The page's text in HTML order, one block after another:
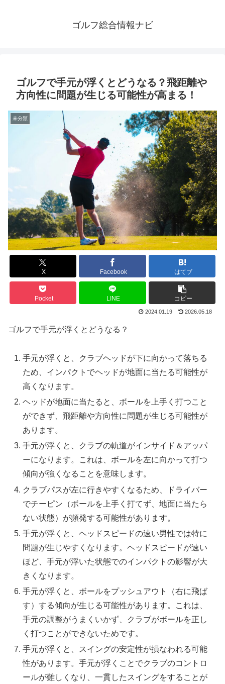
ゴルフ総合情報ナビ
ゴルフで手元が浮くとどうなる？飛距離や
方向性に問題が生じる可能性が高まる！
未分類
X Facebook はてブ
Pocket LINE コピー
2024.01.19 2026.05.18
ゴルフで手元が浮くとどうなる？
手元が浮くと、クラブヘッドが下に向かって落ちる
ため、インパクトでヘッドが地面に当たる可能性が
高くなります。
ヘッドが地面に当たると、ボールを上手く打つこと
ができず、飛距離や方向性に問題が生じる可能性が
あります。
手元が浮くと、クラブの軌道がインサイド＆アッパ
ーになります。これは、ボールを左に向かって打つ
傾向が強くなることを意味します。
クラブパスが左に行きやすくなるため、ドライバー
でチーピン（ボールを上手く打てず、地面に当たら
ない状態）が頻発する可能性があります。
手元が浮くと、ヘッドスピードの速い男性では特に
問題が生じやすくなります。ヘッドスピードが速い
ほど、手元が浮いた状態でのインパクトの影響が大
きくなります。
手元が浮くと、ボールをプッシュアウト（右に飛ば
す）する傾向が生じる可能性があります。これは、
手元の調整がうまくいかず、クラブがボールを正し
く打つことができないためです。
手元が浮くと、スイングの安定性が損なわれる可能
性があります。手元が浮くことでクラブのコントロ
ールが難しくなり、一貫したスイングをすることが